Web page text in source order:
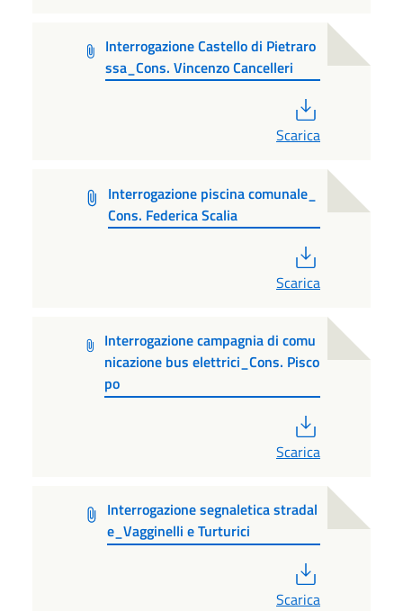
Interrogazione Castello di Pietraro
ssa_Cons. Vincenzo Cancelleri
Scarica
Interrogazione piscina comunale_
Cons. Federica Scalia
Scarica
Interrogazione campagnia di comu
nicazione bus elettrici_Cons. Pisco
po
Scarica
Interrogazione segnaletica stradal
e_Vagginelli e Turturici
Scarica